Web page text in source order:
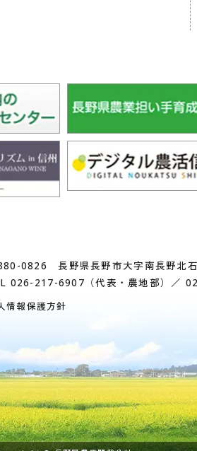
0826 長野県長野市大字南長野北
026-217-6907 （代表・農地部）／
情報保護方針